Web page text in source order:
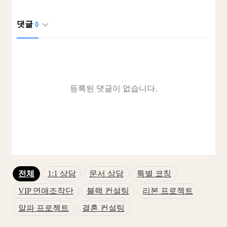
댓글 0
등록된 댓글이 없습니다.
전체 1:1 상담 문서 상담
특별 코칭
VIP 연애조작단
블랙 컨설팅
리본 프로젝트
알파 프로젝트
결혼 컨설팅